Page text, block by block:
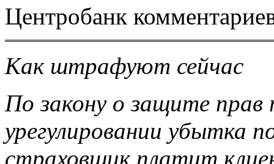
Центробанк
Как штрафуют сейчас
По закону о защите прав
урегулировании убытка
страховщик платит